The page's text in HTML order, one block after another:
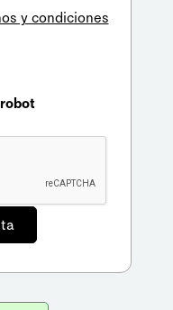
y condiciones